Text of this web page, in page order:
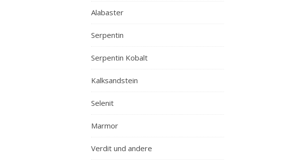
Alabaster
Serpentin
Serpentin Kobalt
Kalksandstein
Selenit
Marmor
Verdit und andere